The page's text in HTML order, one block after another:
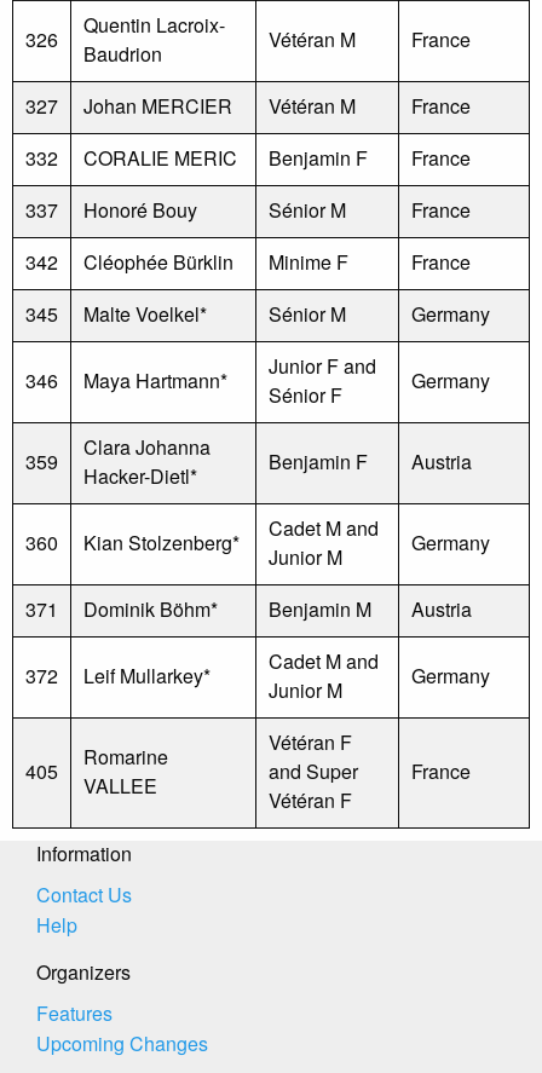
326
Quentin Lacroix-
Baudrion
Vétéran M France
327 Johan MERCIER Vétéran M
France
332
CORALIE MERIC Benjamin F
France
337
Honoré Bouy Sénior M
France
342
Cléophée Bürklin Minime F
France
345
Malte Voelkel* Sénior M Germany
346 Maya Hartmann*
Junior F and
Sénior F
Germany
359
Clara Johanna
Hacker-Dietl*
Benjamin F Austria
360 Kian Stolzenberg*
Cadet M and
Junior M
Germany
371 Dominik Böhm* Benjamin M Austria
372 Leif Mullarkey*
Cadet M and
Junior M
Germany
405
Romarine
VALLEE
Vétéran F
and Super
Vétéran F
France
Information
Contact Us
Help
Organizers
Features
Upcoming Changes